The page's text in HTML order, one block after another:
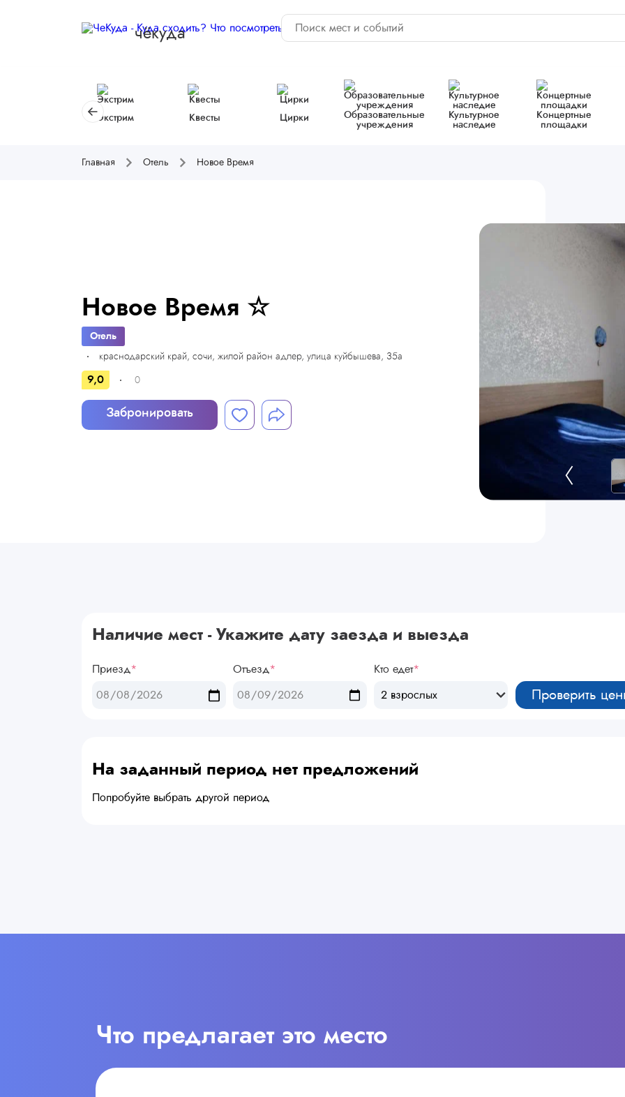
чёкуда
Экстрим Квесты Цирки
Образовательные
учреждения
Культурное
наследие
Концертные
площадки
Главная Отель Новое Время
Новое Время ☆
Отель
краснодарский край, сочи, жилой район адлер, улица куйбышева, 35а
9,0 0
Забронировать
Наличие мест - Укажите дату заезда и выезда
Приезд* Отъезд* Кто едет*
2 взрослых Проверить
На заданный период нет предложений
Попробуйте выбрать другой период
Что предлагает это место